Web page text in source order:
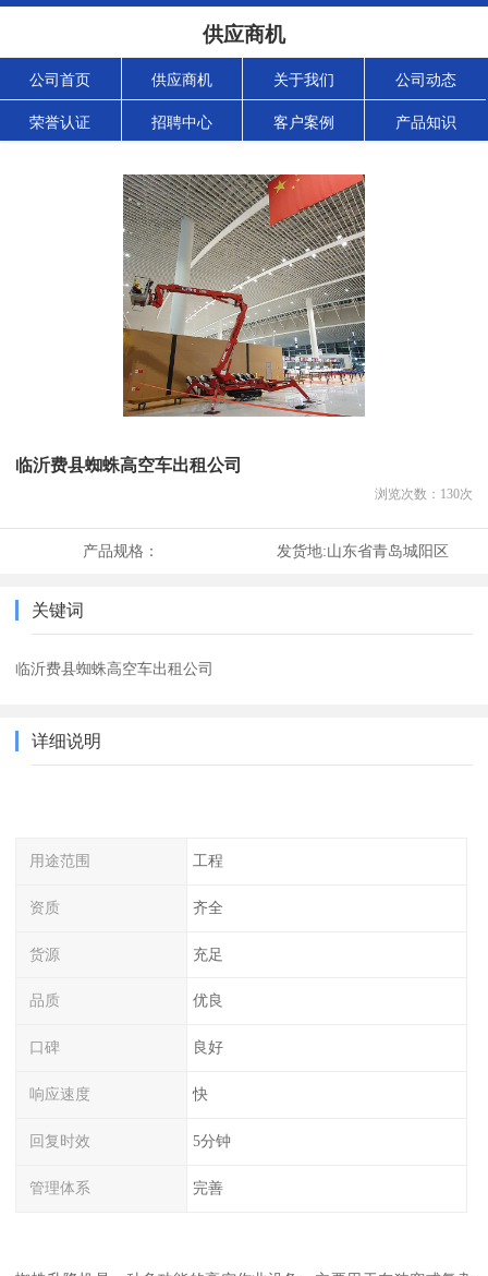
供应商机
公司首页 供应商机 关于我们 公司动态
荣誉认证 招聘中心 客户案例 产品知识
临沂费县蜘蛛高空车出租公司
浏览次数： 130次
产品规格： 发货地:山东省青岛城阳区
关键词
临沂费县蜘蛛高空车出租公司
详细说明
用途范围 工程
资质 齐全
货源 充足
品质 优良
口碑 良好
响应速度 快
回复时效 5分钟
管理体系 完善